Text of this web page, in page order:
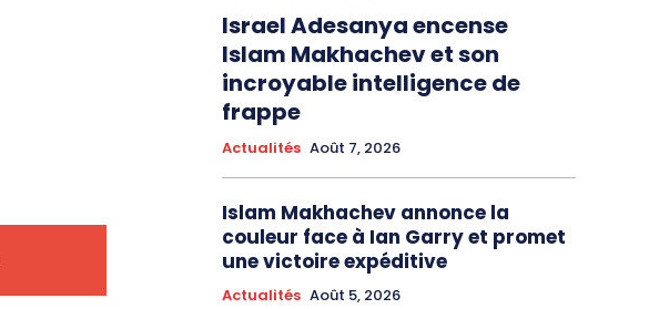
Israel Adesanya encense
Islam Makhachev et son
incroyable intelligence de
frappe
Actualités Août 7, 2026
Islam Makhachev annonce la
couleur face à Ian Garry et promet
une victoire expéditive
Actualités Août 5, 2026